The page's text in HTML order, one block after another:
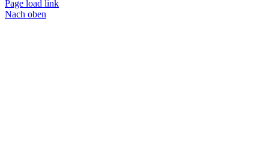
Page load link
Nach oben